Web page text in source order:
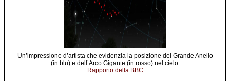
Un’impressione d’artista che evidenzia la posizione del Grande Anello
(in blu) e dell’Arco Gigante (in rosso) nel cielo.
Rapporto della BBC